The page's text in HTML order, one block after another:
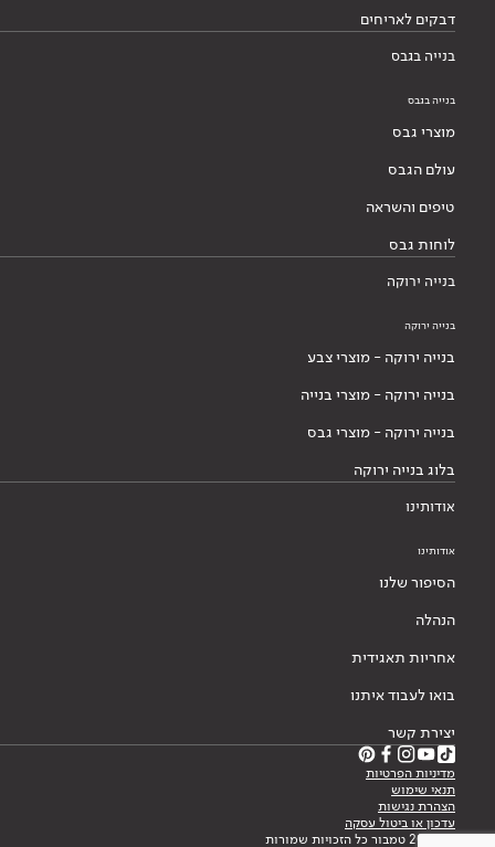
דבקים לאריחים
בנייה בגבס
בנייה בגבס
מוצרי גבס
עולם הגבס
טיפים והשראה
לוחות גבס
בנייה ירוקה
בנייה ירוקה
בנייה ירוקה - מוצרי צבע
בנייה ירוקה - מוצרי בנייה
בנייה ירוקה - מוצרי גבס
בלוג בנייה ירוקה
אודותינו
אודותינו
הסיפור שלנו
הנהלה
אחריות תאגידית
בואו לעבוד איתנו
יצירת קשר
מדיניות הפרטיות
תנאי שימוש
הצהרת נגישות
עדכון או ביטול עסקה
© 2026 טמבור כל הזכויות שמורות